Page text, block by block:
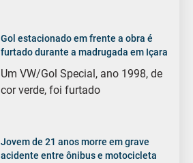
Gol estacionado em frente a obra é
furtado durante a madrugada em Içara
Um VW/Gol Special, ano 1998, de
cor verde, foi furtado
Jovem de 21 anos morre em grave
acidente entre ônibus e motocicleta